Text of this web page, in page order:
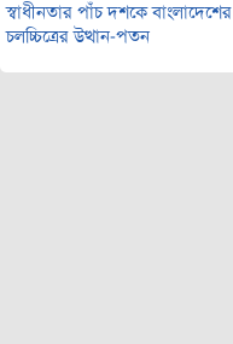
স্বাধীনতার পাঁচ দশকে বাংলাদেশের
চলচ্চিত্রের উত্থান-পতন